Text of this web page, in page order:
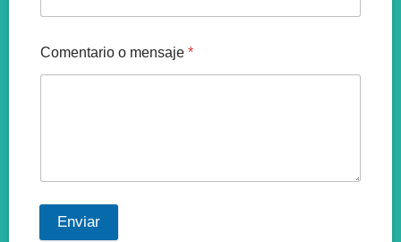
Comentario o mensaje *
Enviar